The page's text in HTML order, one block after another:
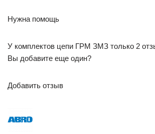
Нужна помощь
У комплектов цепи ГРМ ЗМЗ только 2
Вы добавите еще один?
Добавить отзыв